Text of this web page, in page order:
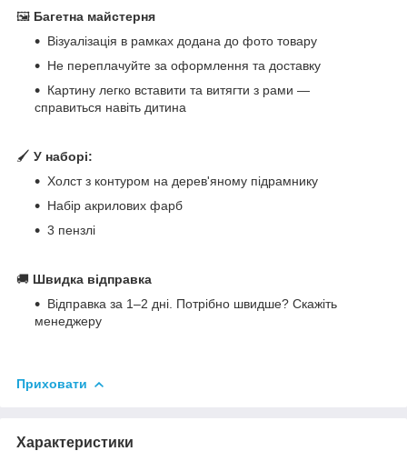
🖼 Багетна майстерня
Візуалізація в рамках додана до фото товару
Не переплачуйте за оформлення та доставку
Картину легко вставити та витягти з рами —
справиться навіть дитина
🖌 У наборі:
Холст з контуром на дерев'яному підрамнику
Набір акрилових фарб
3 пензлі
🚚 Швидка відправка
Відправка за 1–2 дні. Потрібно швидше? Скажіть
менеджеру
Приховати
Характеристики